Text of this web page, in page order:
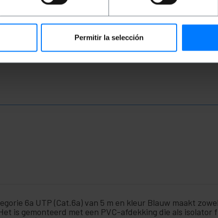
Permitir la selección
€4,71
€4,71VAT inc.
PVD
€4,09
Onmiddellijke levering
LJ015
Aantal
€15,24
€15,24VAT inc.
PVD
€11,91
Onmiddellijke levering
RM063
Aantal
€
6a UTP (Cat.6a) van 5 m en kleur Blauw maakt
is gemonteerd met een PVC-afdekking die als